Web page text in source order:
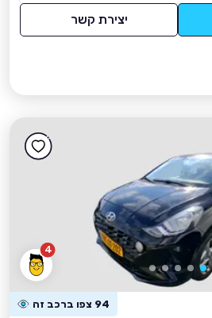
יצירת קשר
4
94 צפו ברכב זה